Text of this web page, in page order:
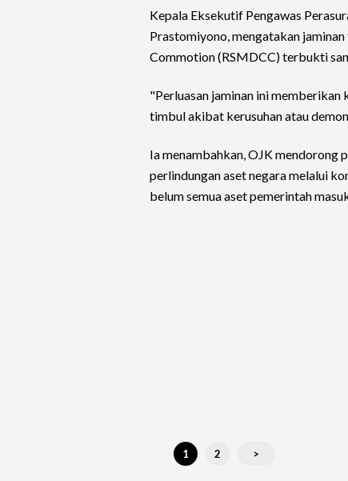
Kepala Eksekutif Pengawas
Prastomiyono, mengatakan
Commotion (RSMDCC) terbukti
"Perluasan jaminan ini
timbul akibat kerusuhan atau
Ia menambahkan, OJK mendorong
perlindungan aset negara melalui
belum semua aset pemerintah
1 2 >